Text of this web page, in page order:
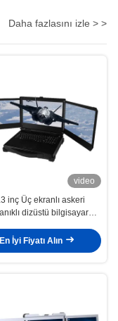
Daha fazlasını izle > >
video
inç Üç ekranlı askeri
dizüstü bilgisayar
çalışma istasyonu ile
En İyi Fiyatı Alın